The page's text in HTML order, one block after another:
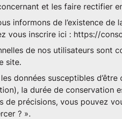
et les faire rectifier
informons de l’existence
vous inscrire ici : https://
de nos utilisateurs sont
site.
données susceptibles
la durée de conservation
de précisions, vous pouvez
? ».